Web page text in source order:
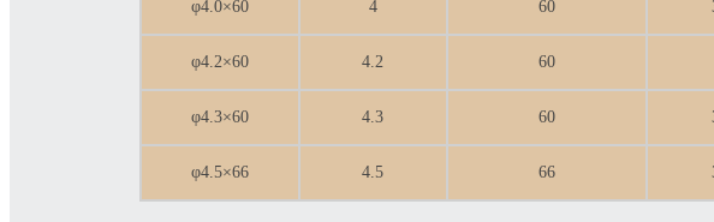
φ4.0×60 4 60
φ4.2×60 4.2 60
φ4.3×60 4.3 60
φ4.5×66 4.5 66